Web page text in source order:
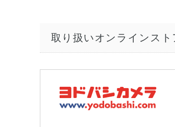
取り扱いオンラインスト